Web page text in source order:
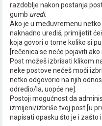
razdoblje nakon postanja
gumb uredi.
Ako je u međuvremenu
naknadno urediš, primijetit
koja govori o tome koliko si
[rečenica se neće pojaviti ako
Post možeš izbrisati klikom
neke postove nećeš moći
netko odgovorio na njih
odredio/la, uopće ne].
Postoji mogućnost da
izmijeni/izbriše tvoj post [u
napisati opasku što je i zašto